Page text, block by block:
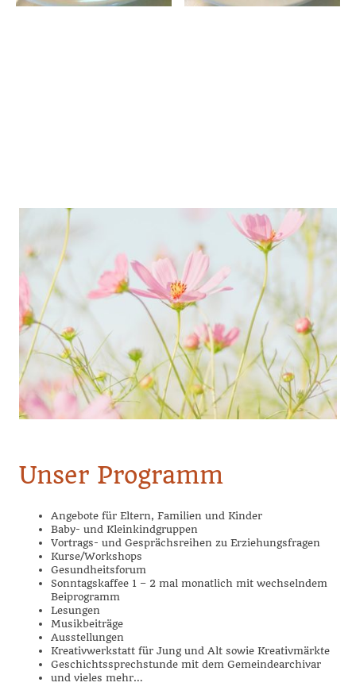
Unser Programm
Angebote für Eltern, Familien und Kinder
Baby- und Kleinkindgruppen
Vortrags- und Gesprächsreihen zu Erziehungsfragen
Kurse/Workshops
Gesundheitsforum
Sonntagskaffee 1 – 2 mal monatlich mit wechselndem
Beiprogramm
Lesungen
Musikbeiträge
Ausstellungen
Kreativwerkstatt für Jung und Alt sowie Kreativmärkte
Geschichtssprechstunde mit dem Gemeindearchivar
und vieles mehr…